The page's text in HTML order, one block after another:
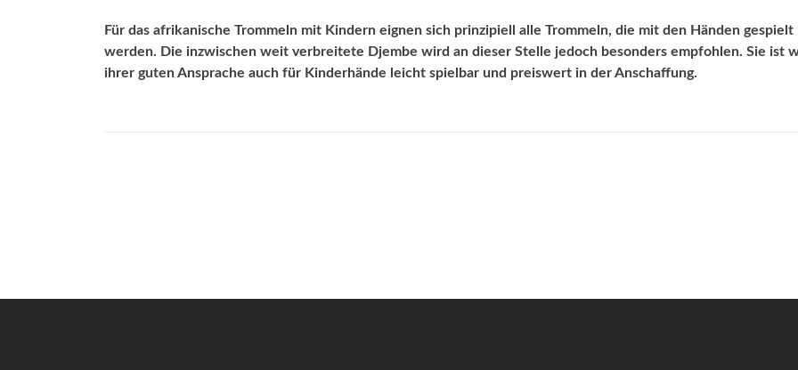
Für das afrikanische Trommeln mit Kindern eignen sich prinzipiell alle Trommeln, die mit den Händen gespielt
werden. Die inzwischen weit verbreitete Djembe wird an dieser Stelle jedoch besonders empfohlen. Sie ist
ihrer guten Ansprache auch für Kinderhände leicht spielbar und preiswert in der Anschaffung.